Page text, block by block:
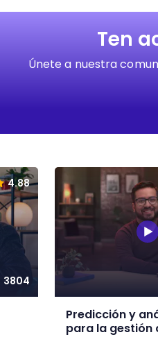
Ten
Únete a nuestra
3804
4.88
Predicción y
para la gestión